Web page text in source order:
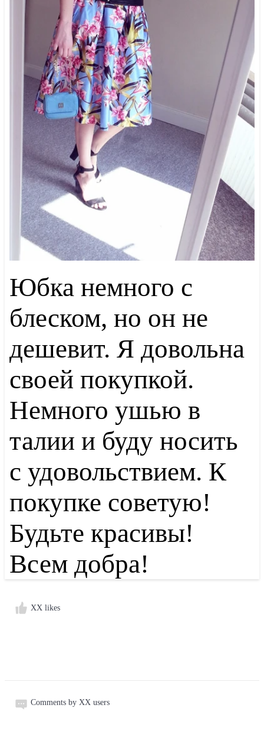
Юбка немного с
блеском, но он не
дешевит. Я довольна
своей покупкой.
Немного ушью в
талии и буду носить
с удовольствием. К
покупке советую!
Будьте красивы!
Всем добра!
XX likes
Comments by XX users